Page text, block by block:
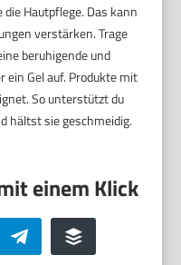
Hautpflege. Das kann
verstärken. Trage
beruhigende und
ein Gel auf. Produkte mit
So unterstützt du
hältst sie geschmeidig.
Telegram Buffer